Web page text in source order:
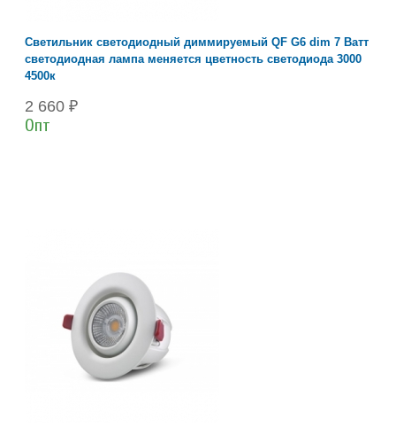
Cветильник светодиодный диммируемый QF G6 dim 7 Ватт
светодиодная лампа меняется цветность светодиода 3000
4500к
2 660 ₽
Опт